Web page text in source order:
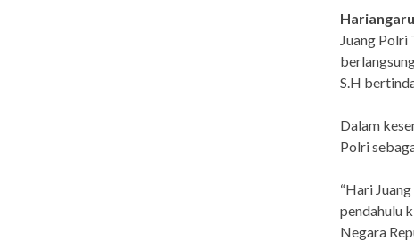
Juang Polri
S.H
Dalam
Polri
“Hari
pendahulu
Negara